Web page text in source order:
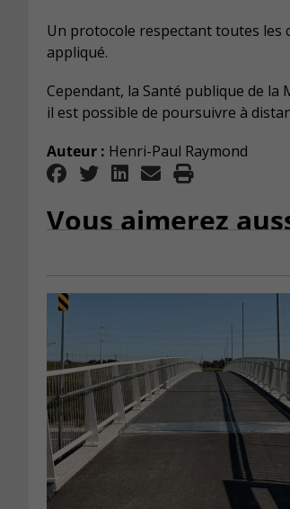
Un protocole respectant toutes les
appliqué.
Cependant, la Santé publique de la
il est possible de poursuivre à
Auteur : Henri-Paul Raymond
Vous aimerez